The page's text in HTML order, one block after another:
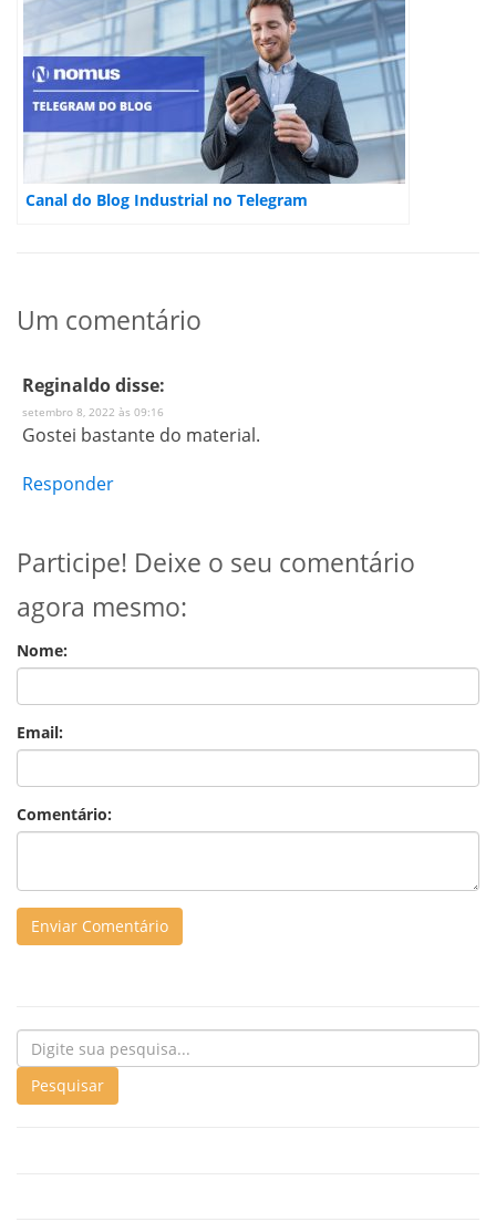
Canal do Blog Industrial no Telegram
Um comentário
Reginaldodisse:
setembro 8, 2022 às 09:16
Gostei bastante do material.
Responder
Participe! Deixe o seu comentário
agora mesmo:
Nome:
Email:
Comentário: